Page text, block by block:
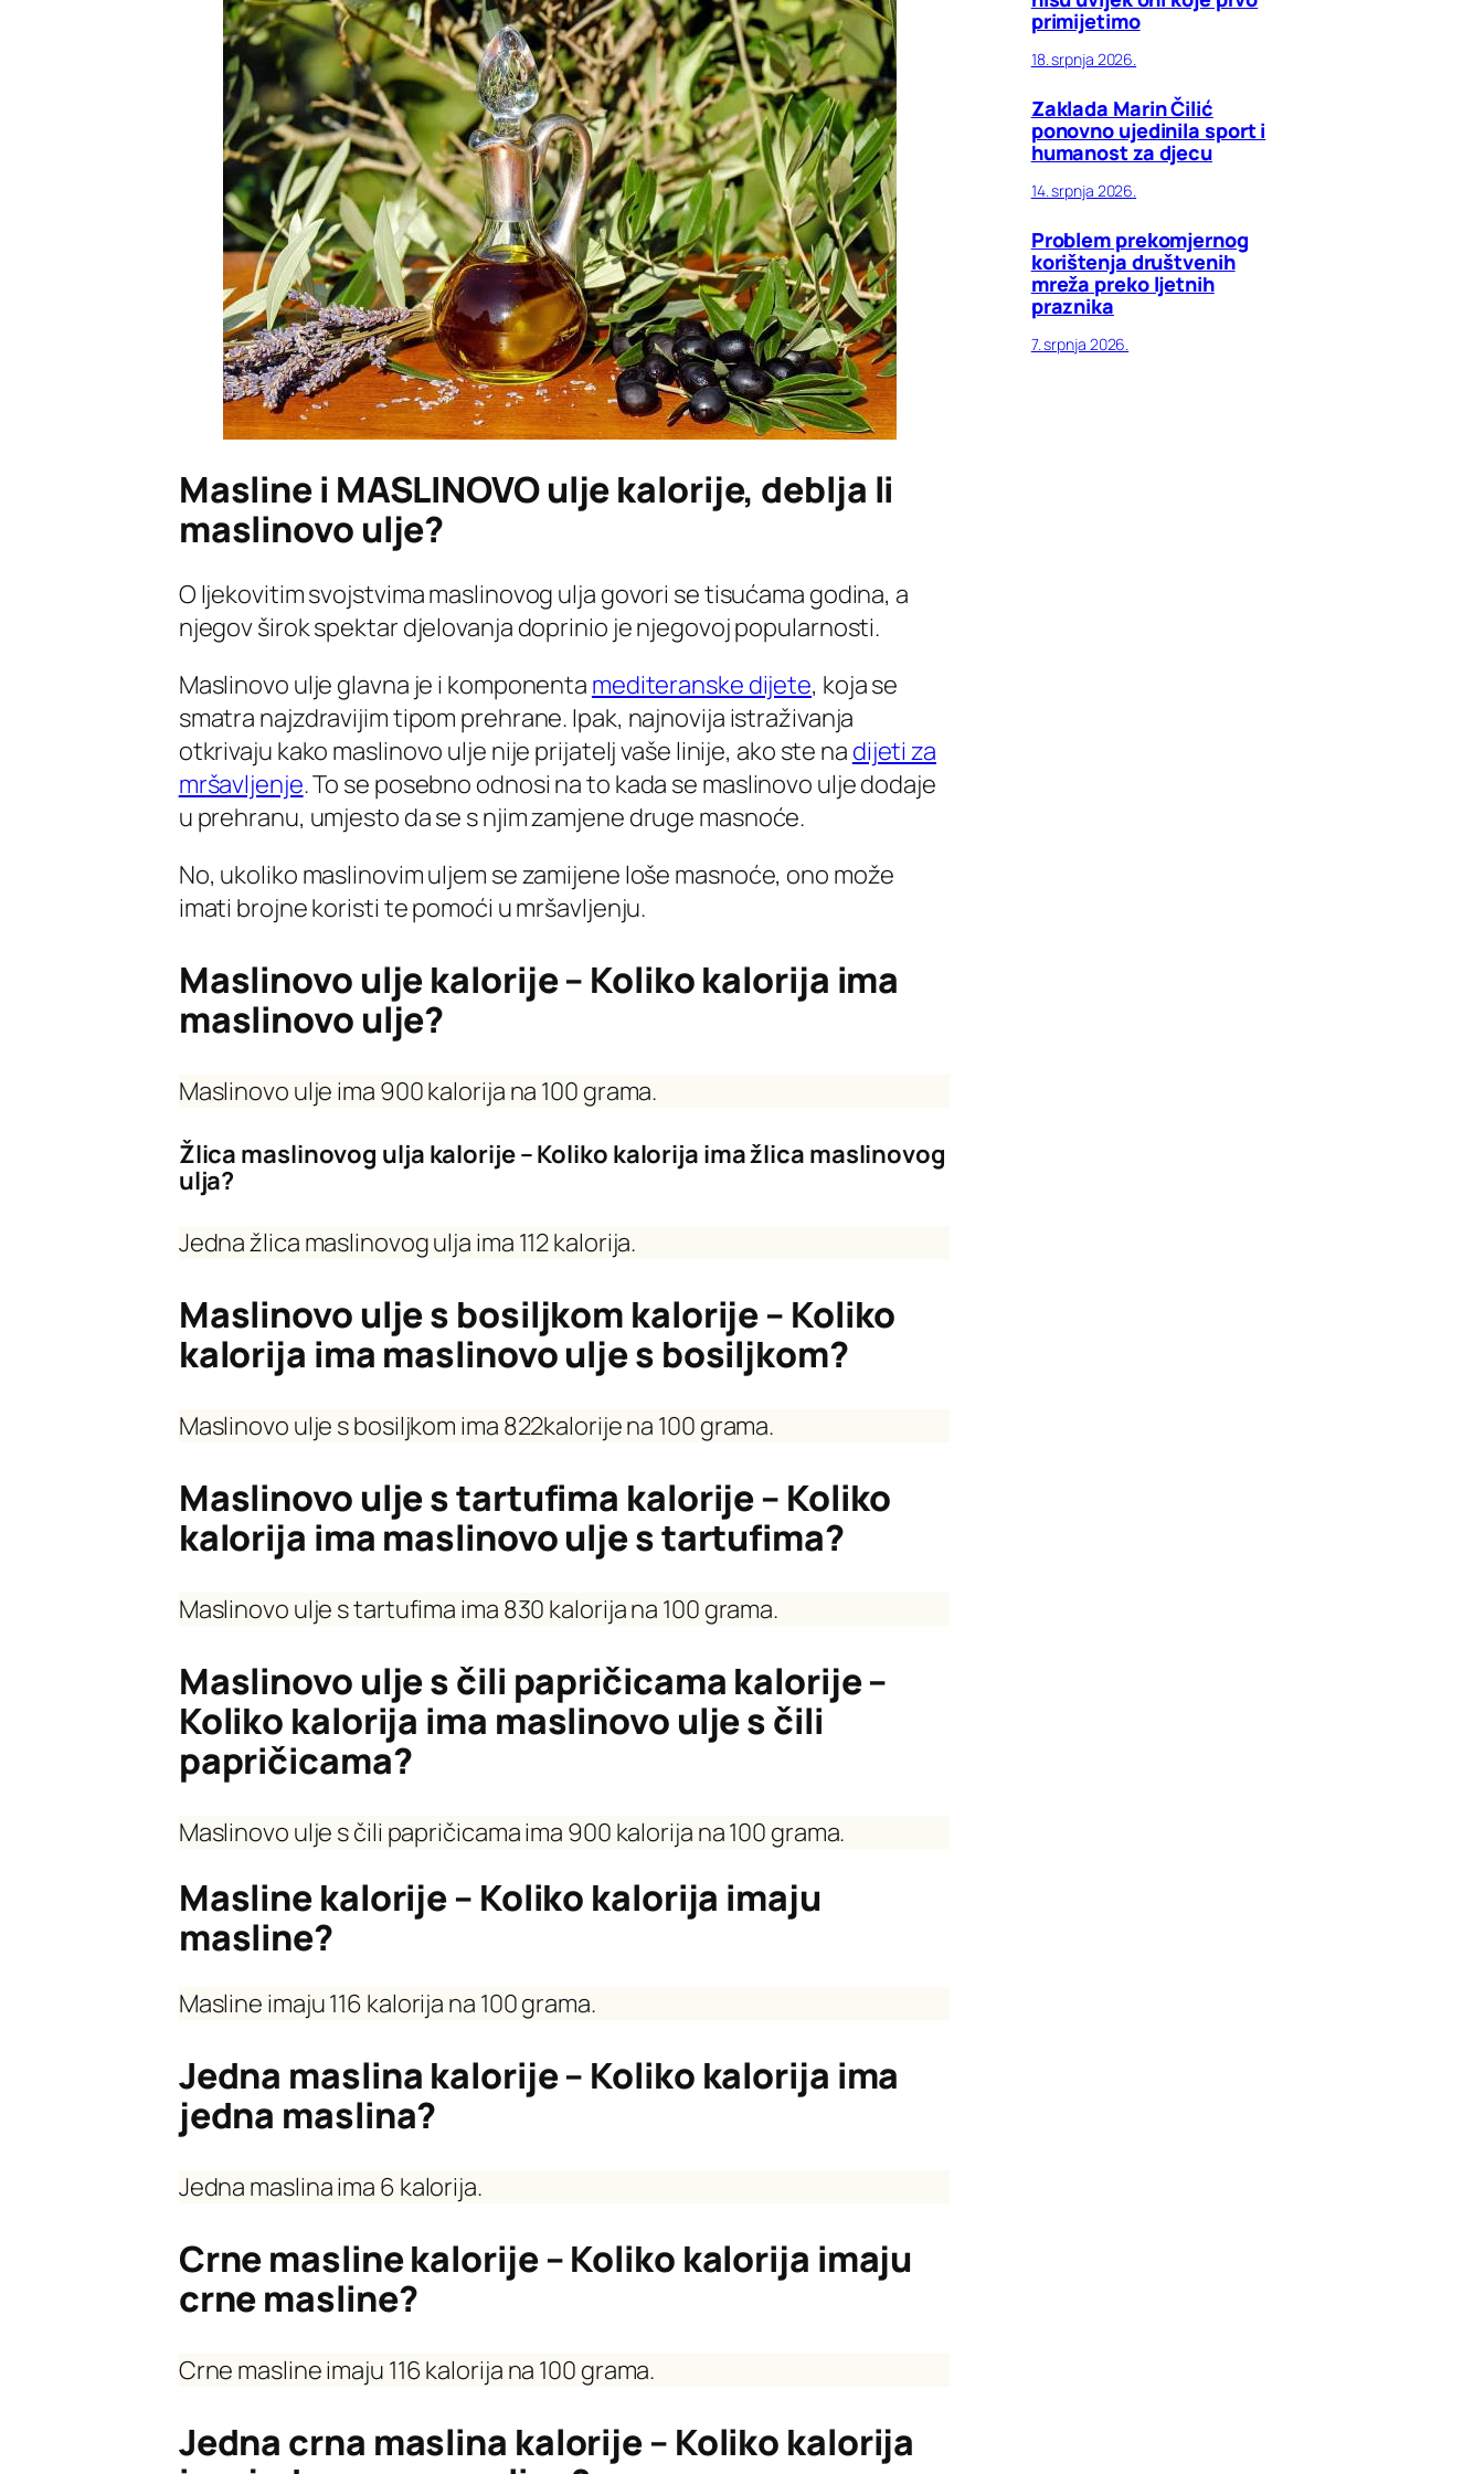
Masline i MASLINOVO ulje kalorije, deblja li
maslinovo ulje?
O ljekovitim svojstvima maslinovog ulja govori se tisućama godina, a
njegov širok spektar djelovanja doprinio je njegovoj popularnosti.
Maslinovo ulje glavna je i komponenta mediteranske dijete, koja se
smatra najzdravijim tipom prehrane. Ipak, najnovija istraživanja
otkrivaju kako maslinovo ulje nije prijatelj vaše linije, ako ste na dijeti za
mršavljenje. To se posebno odnosi na to kada se maslinovo ulje dodaje
u prehranu, umjesto da se s njim zamjene druge masnoće.
No, ukoliko maslinovim uljem se zamijene loše masnoće, ono može
imati brojne koristi te pomoći u mršavljenju.
Maslinovo ulje kalorije – Koliko kalorija ima
maslinovo ulje?
Maslinovo ulje ima 900 kalorija na 100 grama.
Žlica maslinovog ulja kalorije – Koliko kalorija ima žlica maslinovog
ulja?
Jedna žlica maslinovog ulja ima 112 kalorija.
Maslinovo ulje s bosiljkom kalorije – Koliko
kalorija ima maslinovo ulje s bosiljkom?
Maslinovo ulje s bosiljkom ima 822kalorije na 100 grama.
Maslinovo ulje s tartufima kalorije – Koliko
kalorija ima maslinovo ulje s tartufima?
Maslinovo ulje s tartufima ima 830 kalorija na 100 grama.
Maslinovo ulje s čili papričicama kalorije –
Koliko kalorija ima maslinovo ulje s čili
papričicama?
Maslinovo ulje s čili papričicama ima 900 kalorija na 100 grama.
Masline kalorije – Koliko kalorija imaju
masline?
Masline imaju 116 kalorija na 100 grama.
Jedna maslina kalorije – Koliko kalorija ima
jedna maslina?
Jedna maslina ima 6 kalorija.
Crne masline kalorije – Koliko kalorija imaju
crne masline?
Crne masline imaju 116 kalorija na 100 grama.
Jedna crna maslina kalorije – Koliko kalorija
primijetimo
18. srpnja 2026.
Zaklada Marin Čilić
ponovno ujedinila sport i
humanost za djecu
14. srpnja 2026.
Problem prekomjernog
korištenja društvenih
mreža preko ljetnih
praznika
7. srpnja 2026.